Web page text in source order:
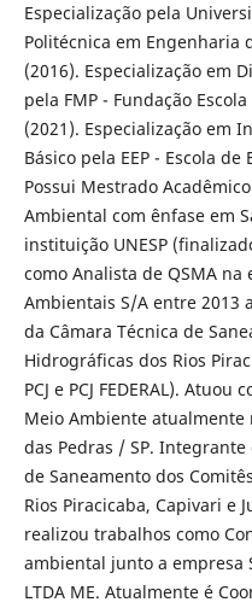
Especialização pela
Politécnica em Engenharia
(2016). Especialização em
pela FMP - Fundação
(2021). Especialização em
Básico pela EEP - Escola
Possui Mestrado
Ambiental com ênfase em
instituição UNESP
como Analista de QSMA na
Ambientais S/A entre 2013
da Câmara Técnica de
Hidrográficas dos Rios
PCJ e PCJ FEDERAL).
Meio Ambiente
das Pedras / SP. Integrante
de Saneamento dos
Rios Piracicaba, Capivari e
realizou trabalhos como
ambiental junto a empresa
LTDA ME. Atualmente é